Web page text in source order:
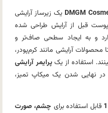
DMGM یک زیرساز آرایشی
قبل از آرایش طراحی شده
و به ایجاد سطحی صاف‌تر و
آرایشی مانند کرم‌پودر،
استفاده از یکپرایمر آرایشی
در نهایی شدن یک میکاپ تمیز،
قابل استفاده برای چشم، صورت